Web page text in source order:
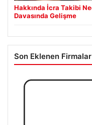
Hakkında İcra Takibi
Davasında Gelişme
Son Eklenen Firmalar